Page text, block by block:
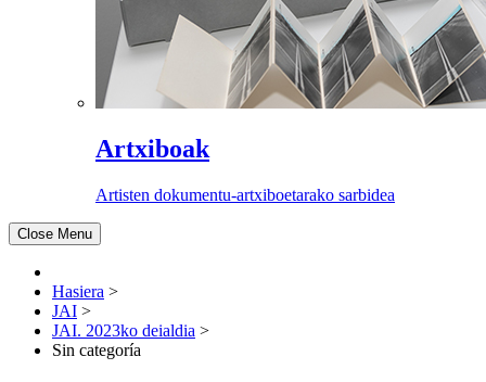
Artxiboak
Artisten dokumentu-artxiboetarako sarbidea
Close Menu
Hasiera >
JAI >
JAI. 2023ko deialdia >
Sin categoría